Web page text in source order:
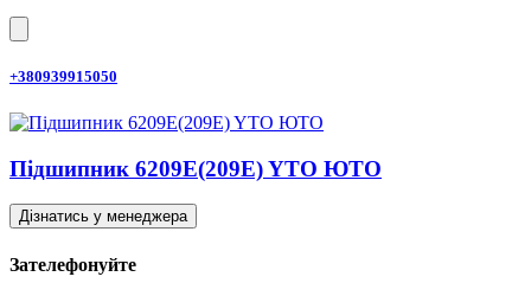
+380939915050
Підшипник 6209E(209E) YTO ЮТО
Дізнатись у менеджера
Зателефонуйте